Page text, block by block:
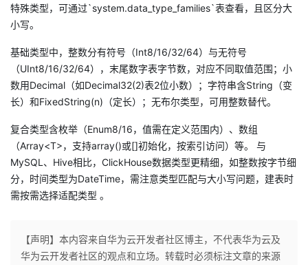
特殊类型，可通过`system.data_type_families`表查看，且区分大
小写。
基础类型中，整数分有符号（Int8/16/32/64）与无符号
（UInt8/16/32/64），末尾数字表字节数，对应不同取值范围；小
数用Decimal（如Decimal32(2)表2位小数）；字符串含String（变
长）和FixedString(n)（定长）；无布尔类型，可用整数替代。
复合类型含枚举（Enum8/16，值需在定义范围内）、数组
（Array<T>，支持array()或[]初始化，按索引访问）等。 与
MySQL、Hive相比，ClickHouse数据类型更精细，如整数按字节细
分，时间类型为DateTime，需注意类型匹配与大小写问题，建表时
需按需选择适配类型 。
【声明】本内容来自华为云开发者社区博主，不代表华为云及
华为云开发者社区的观点和立场。转载时必须标注文章的来源